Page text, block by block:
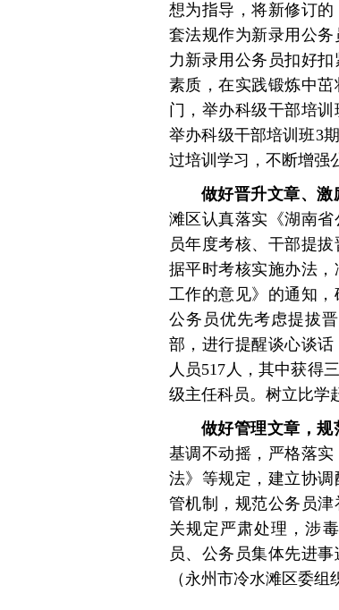
想为指导，将新修订
套法规作为新录用公
力新录用公务员扣好
素质，在实践锻炼中
门，举办科级干部培
举办科级干部培训班3
过培训学习，不断增强
做好晋升文章、激
滩区认真落实《湖南
员年度考核、干部提
据平时考核实施办法
工作的意见》的通知
公务员优先考虑提拔
部，进行提醒谈心谈
人员517人，其中获得
级主任科员。树立比学
做好管理文章，规
基调不动摇，严格落
法》等规定，建立协
管机制，规范公务员
关规定严肃处理，涉
员、公务员集体先进
（永州市冷水滩区委组